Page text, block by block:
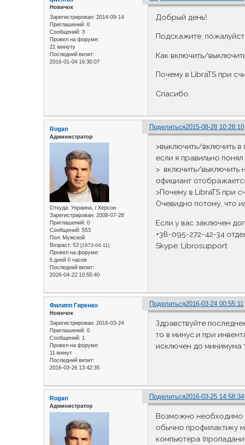
Новичок
Зарегистрирован: 2014-09-14
Приглашений: 0
Сообщений: 3
Провел на форуме:
21 минуту
Последний визит:
2016-01-04 16:30:07
Добрый день!
Подскажите,
Как включить/
Почему в LibraTS при
Спасибо.
Поделиться2015-08-28 10:28:10
Rogan
Администратор
Откуда: Украина, г.Херсон
Зарегистрирован: 2008-07-28
Приглашений: 0
Сообщений: 553
Пол: Мужской
Возраст: 53 [1973-04-11]
Провел на форуме:
5 дней 0 часов
Последний визит:
2026-04-22 10:55:40
>выключить/включить
если я правильно
> включить/выключить
официант
>Почему в LibraTS при
Очевидно потому, что
Если у вас заключен
+38-095-272-42-34
Skype: Librosupport
Поделиться2016-03-24 00:55:11
Филипп Гиренко
Новичок
Зарегистрирован: 2016-03-24
Приглашений: 0
Сообщений: 1
Провел на форуме:
11 минут
Последний визит:
2016-03-26 13:42:35
Здравствуйте
то в минус.и при
исключен до минимума
Поделиться2016-03-25 14:58:34
Rogan
Администратор
Возможно необходимо
обычно профилактику
компьютера